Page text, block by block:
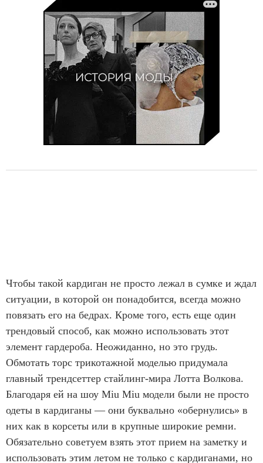
Чтобы такой кардиган не просто лежал в сумке и ждал
ситуации, в которой он понадобится, всегда можно
повязать его на бедрах. Кроме того, есть еще один
трендовый способ, как можно использовать этот
элемент гардероба. Неожиданно, но это грудь.
Обмотать торс трикотажной моделью придумала
главный трендсеттер стайлинг-мира Лотта Волкова.
Благодаря ей на шоу Miu Miu модели были не просто
одеты в кардиганы — они буквально «обернулись» в
них как в корсеты или в крупные широкие ремни.
Обязательно советуем взять этот прием на заметку и
использовать этим летом не только с кардиганами, но